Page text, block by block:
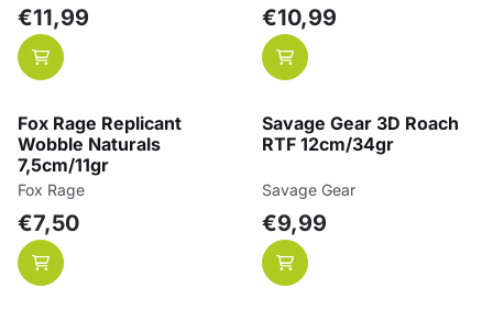
Prijs: 11,99
€11,99 Prijs: 10,99
€10,99
Fox Rage Replicant
Wobble Naturals
7,5cm/11gr
Merk:
Fox Rage
Prijs: 7,50
€7,50
Savage Gear 3D Roach
RTF 12cm/34gr
Merk:
Savage Gear
Prijs: 9,99
€9,99